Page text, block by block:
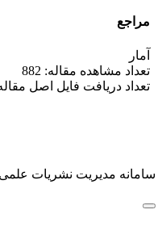
مراجع
آمار
تعداد مشاهده مقاله: 882
تعداد دریافت فایل اصل مقاله:
سامانه مدیریت نشریات